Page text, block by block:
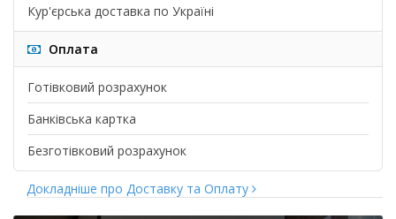
Кур'єрська доставка по Україні
Оплата
Готівковий розрахунок
Банківська картка
Безготівковий розрахунок
Докладніше про Доставку та Оплату